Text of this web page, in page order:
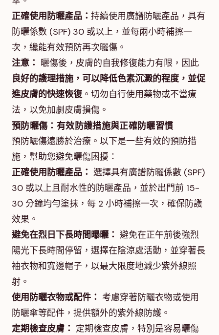
正確使用防曬產品： 持續使用廣譜防曬產品，具有
防曬係數 (SPF) 30 或以上，並每兩小時補擦一
次，纔能有效預防再次曬傷。
注意： 曬傷後，皮膚的自我修復能力有限，因此
良好的護理措施，可以降低色素沉澱的程度，並促
進皮膚的快速恢復。切勿自行使用藥物或不當療
法，以免加劇皮膚損傷。
預防曬傷：有效防護措施與正確防曬習慣
預防曬傷遠勝於治療。以下是一些有效的預防措
施，幫助您避免曬傷困擾：
正確使用防曬產品： 選擇具有廣譜防曬係數 (SPF)
30 或以上且耐水性的防曬產品，並於出門前 15-
30 分鐘均勻塗抹，每 2 小時補擦一次，確保防護
效果。
避免在烈日下長時間曝曬： 避免在正午前後強烈
陽光下長時間停留，選擇在陰涼處活動，並穿著長
袖衣物和寬邊帽子，以最大限度地減少紫外線照
射。
使用防曬衣物或配件： 考慮穿著防曬衣物或使用
防曬傘等配件，提供額外的紫外線防護。
定期檢查皮膚： 定期檢查皮膚，特別是容易曬傷